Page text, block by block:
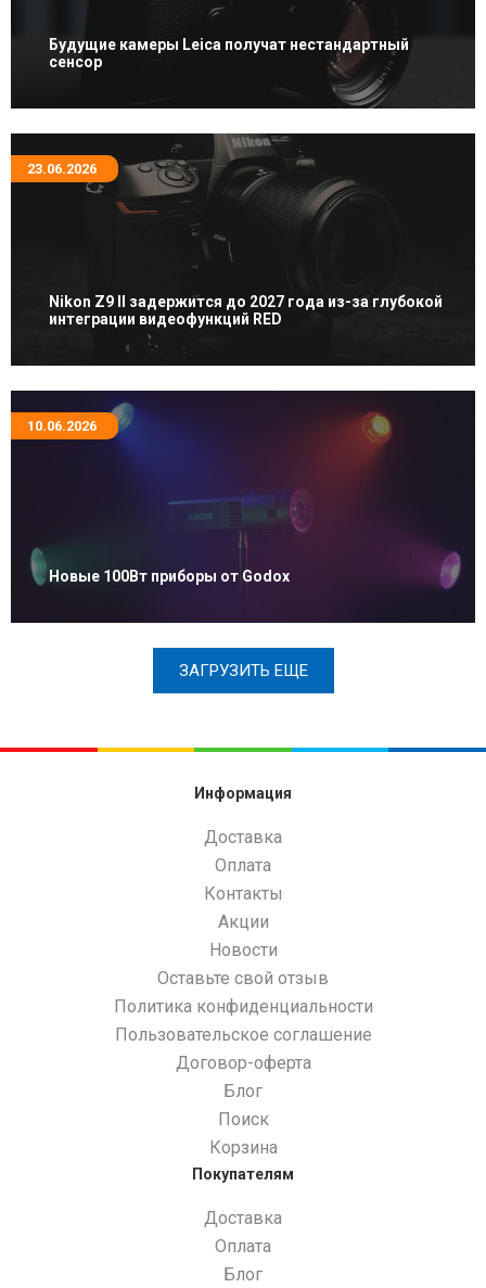
Будущие камеры Leica получат нестандартный
сенсор
23.06.2026
Nikon Z9 II задержится до 2027 года из-за глубокой
интеграции видеофункций RED
10.06.2026
Новые 100Вт приборы от Godox
ЗАГРУЗИТЬ ЕЩЕ
Информация
Доставка
Оплата
Контакты
Акции
Новости
Оставьте свой отзыв
Политика конфиденциальности
Пользовательское соглашение
Договор-оферта
Блог
Поиск
Корзина
Покупателям
Доставка
Оплата
Блог